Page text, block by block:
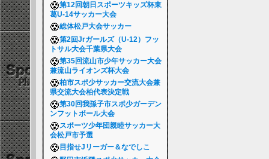
第12回朝日スポーツキッズ杯東
葛U-14サッカー大会
総体松戸大会サッカー
第2回Jrガールズ（U-12）フッ
トサル大会千葉県大会
第35回流山市少年サッカー大会
兼流山ライオンズ杯大会
柏市スポ少サッカー交流大会兼
県交流大会柏代表決定戦
第30回我孫子市スポ少ガーデン
ンフットボール大会
スポーツ少年団親睦サッカー大
会松戸市予選
目指せJリーガー＆なでしこ